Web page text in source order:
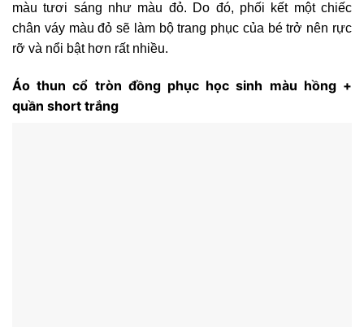
màu tươi sáng như màu đỏ. Do đó, phối kết một chiếc
chân váy màu đỏ sẽ làm bộ trang phục của bé trở nên rực
rỡ và nổi bật hơn rất nhiều.
Áo thun cổ tròn đồng phục học sinh màu hồng +
quần short trắng